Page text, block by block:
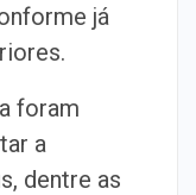
já
foram
a
dentre as